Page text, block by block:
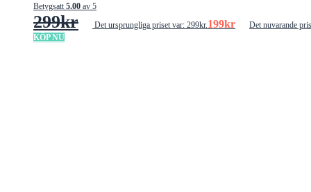
Betygsatt5.00 av 5
299kr Det ursprungliga priset var: 299kr.199kr
Det nuvarande
KÖP NU